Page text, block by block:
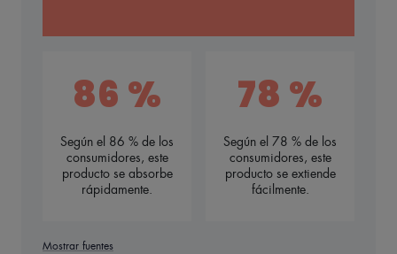
86 %
Según el 86 % de los
consumidores, este
producto se absorbe
rápidamente.
78 %
Según el 78 % de los
consumidores, este
producto se extiende
fácilmente.
Mostrar fuentes